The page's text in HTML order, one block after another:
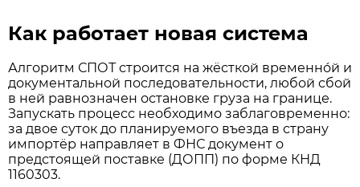
Как работает новая система
Алгоритм СПОТ строится на жёсткой временно́й и
документальной последовательности, любой сбой
в ней равнозначен остановке груза на границе.
Запускать процесс необходимо заблаговременно:
за двое суток до планируемого въезда в страну
импортёр направляет в ФНС документ о
предстоящей поставке (ДОПП) по форме КНД
1160303.